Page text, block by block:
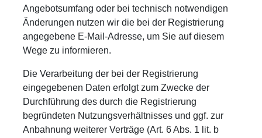
Angebotsumfang oder bei technisch notwendigen
Änderungen nutzen wir die bei der Registrierung
angegebene E-Mail-Adresse, um Sie auf diesem
Wege zu informieren.
Die Verarbeitung der bei der Registrierung
eingegebenen Daten erfolgt zum Zwecke der
Durchführung des durch die Registrierung
begründeten Nutzungsverhältnisses und ggf. zur
Anbahnung weiterer Verträge (Art. 6 Abs. 1 lit. b